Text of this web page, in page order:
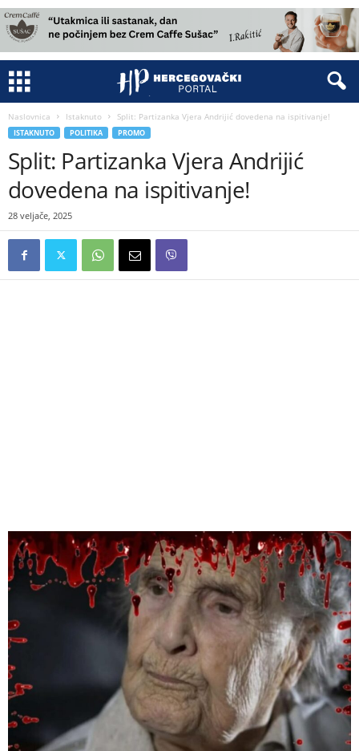
Naslovnica Istaknuto Split: Partizanka Vjera Andrijić dovedena na ispitivanje!
ISTAKNUTO POLITIKA PROMO
Split: Partizanka Vjera Andrijić
dovedena na ispitivanje!
28 veljače, 2025